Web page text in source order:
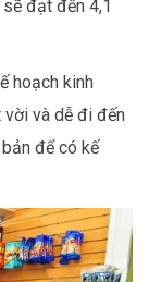
đạt đến 4,1
hoạch kinh
và dễ đi đến
để có kế